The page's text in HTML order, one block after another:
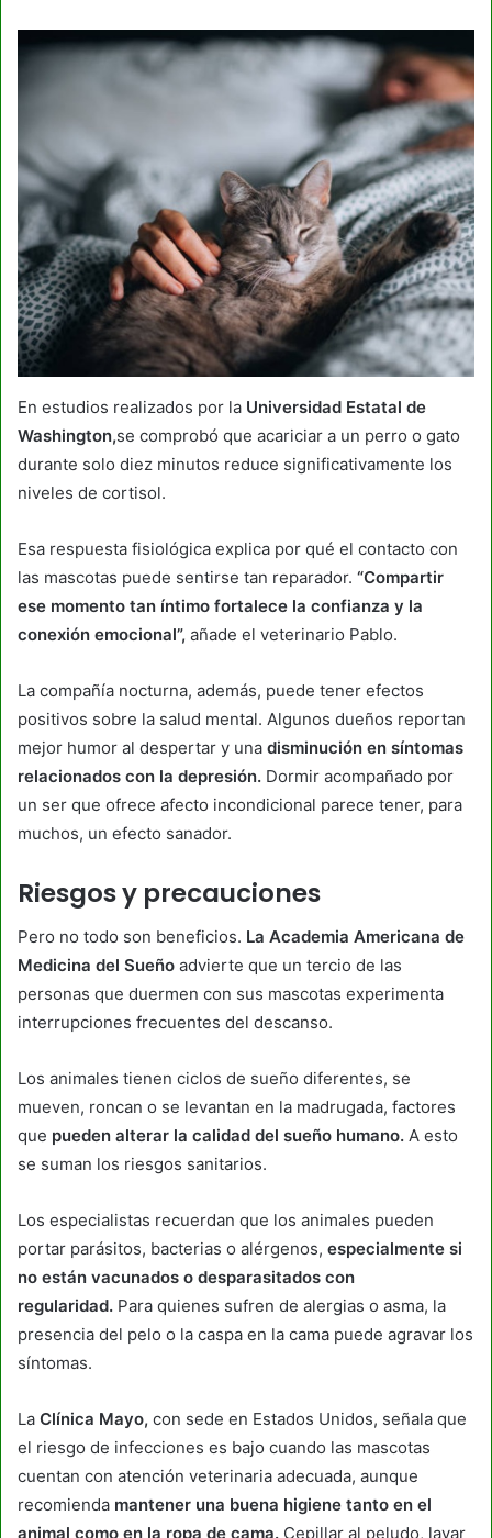
En estudios realizados por la Universidad Estatal de
Washington,se comprobó que acariciar a un perro o gato
durante solo diez minutos reduce significativamente los
niveles de cortisol.
Esa respuesta fisiológica explica por qué el contacto con
las mascotas puede sentirse tan reparador. “Compartir
ese momento tan íntimo fortalece la confianza y la
conexión emocional”, añade el veterinario Pablo.
La compañía nocturna, además, puede tener efectos
positivos sobre la salud mental. Algunos dueños reportan
mejor humor al despertar y una disminución en síntomas
relacionados con la depresión. Dormir acompañado por
un ser que ofrece afecto incondicional parece tener, para
muchos, un efecto sanador.
Riesgos y precauciones
Pero no todo son beneficios. La Academia Americana de
Medicina del Sueño advierte que un tercio de las
personas que duermen con sus mascotas experimenta
interrupciones frecuentes del descanso.
Los animales tienen ciclos de sueño diferentes, se
mueven, roncan o se levantan en la madrugada, factores
que pueden alterar la calidad del sueño humano. A esto
se suman los riesgos sanitarios.
Los especialistas recuerdan que los animales pueden
portar parásitos, bacterias o alérgenos, especialmente si
no están vacunados o desparasitados con
regularidad. Para quienes sufren de alergias o asma, la
presencia del pelo o la caspa en la cama puede agravar los
síntomas.
La Clínica Mayo, con sede en Estados Unidos, señala que
el riesgo de infecciones es bajo cuando las mascotas
cuentan con atención veterinaria adecuada, aunque
recomienda mantener una buena higiene tanto en el
animal como en la ropa de cama. Cepillar al peludo, lavar